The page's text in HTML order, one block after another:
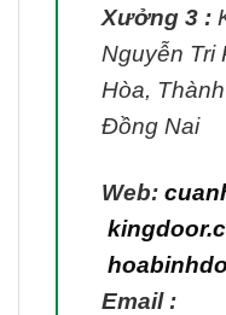
Xưởng 3 :
Nguyễn Tri
Hòa,
Đồng Nai
Web:
Email :